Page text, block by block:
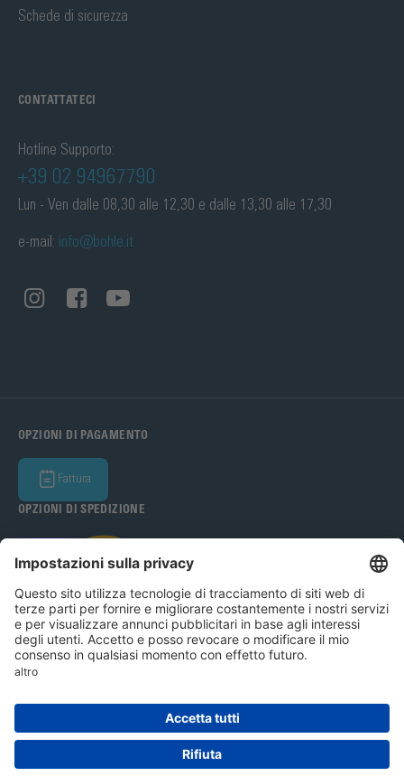
Schede di sicurezza
CONTATTATECI
Hotline Supporto:
+39 02 94967790
Lun - Ven dalle 08,30 alle 12,30 e dalle 13,30 alle 17,30
e-mail: info@bohle.it
OPZIONI DI PAGAMENTO
Fattura
OPZIONI DI SPEDIZIONE
Bohle Italia s.r.l 2026
Informativa sulla privacy